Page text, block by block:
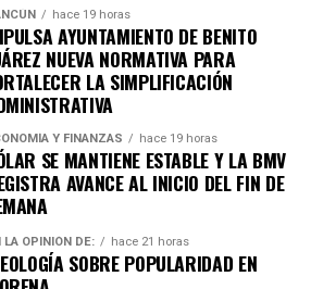
de Quintana Roo directamente
al canal de WhatsApp
hace 19 horas
AYUNTAMIENTO DE BENITO
NUEVA NORMATIVA PARA
LA SIMPLIFICACIÓN
Y FINANZAS hace 19 horas
SE MANTIENE ESTABLE Y LA BMV
AVANCE AL INICIO DEL FIN DE
LA OPINIÓN DE: hace 21 horas
SOBRE POPULARIDAD EN